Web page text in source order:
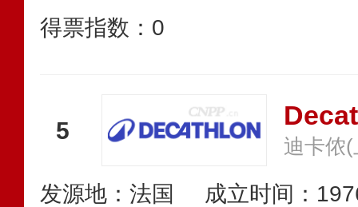
得票指数： 0
5
发源地：法国
成立时间：